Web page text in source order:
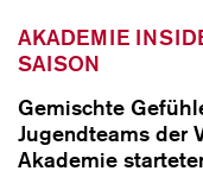
AKADEMIE
SAISON
Gemischte
Jugendteams der
Akademie